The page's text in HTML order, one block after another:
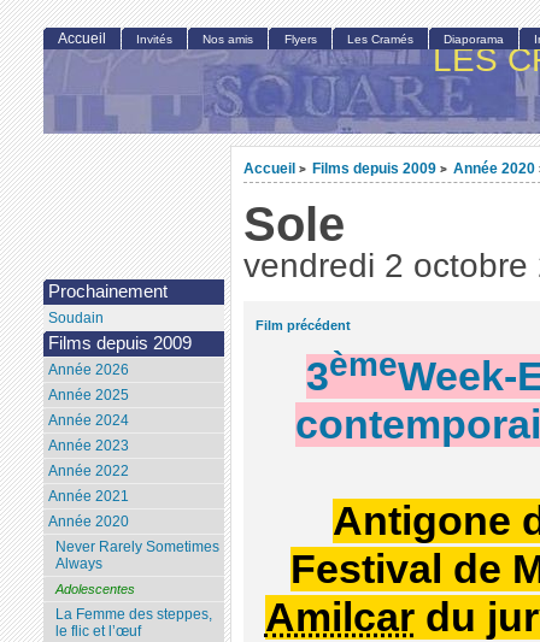
LES
Accueil > Films depuis 2009 > Année 2020
Sole
vendredi 2 octobre
Film précédent
3èmeWeek-
Antigone
Festival de
Amilcardu
Accueil Invités Nos amis Flyers Les Cramés Diaporama
Prochainement
Soudain
Films depuis 2009
Année 2026
Année 2025
Année 2024
Année 2023
Année 2022
Année 2021
Année 2020
Never Rarely Sometimes
Always
Adolescentes
La Femme des steppes,
le flic et l’œuf